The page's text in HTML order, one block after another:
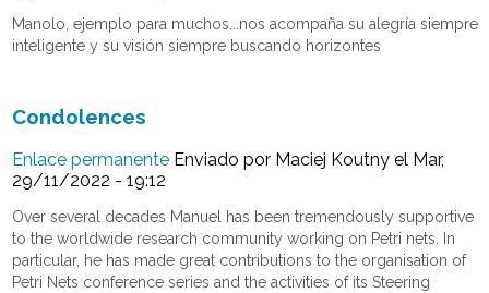
Manolo, ejemplo para muchos...nos acompaña su alegría siempre
inteligente y su visión siempre buscando horizontes
Condolences
Enlace permanente Enviado por Maciej Koutny el Mar,
29/11/2022 - 19:12
Over several decades Manuel has been tremendously supportive
to the worldwide research community working on Petri nets. In
particular, he has made great contributions to the organisation of
Petri Nets conference series and the activities of its Steering